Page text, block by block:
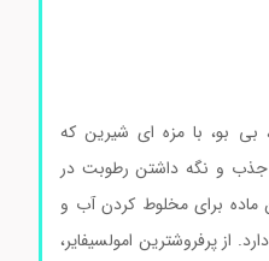
بو، با مزه ای شیرین که
و نگه داشتن رطوبت در
برای مخلوط کردن آب و
پرفروشترین امولسیفایر،